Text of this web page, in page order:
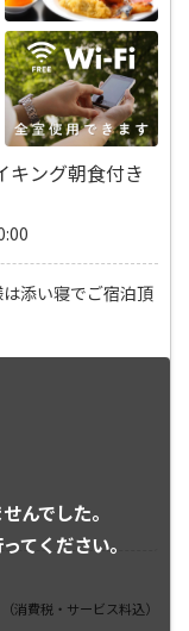
キング朝食付き
子様は添い寝でご宿泊頂
んでした。
てください。
（消費税・サービス料込）